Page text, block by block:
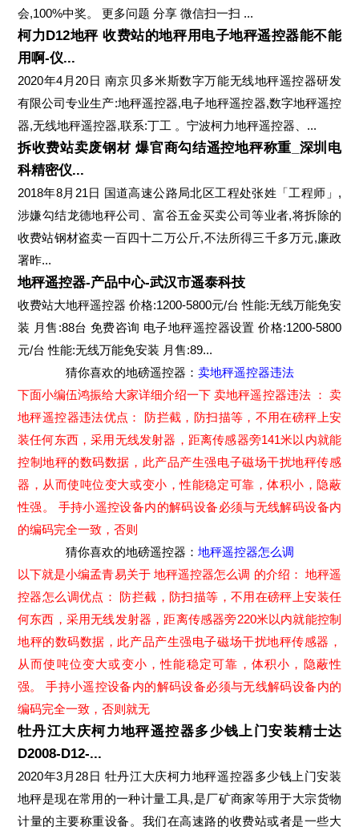
会,100%中奖。 更多问题 分享 微信扫一扫 ...
柯力D12地秤 收费站的地秤用电子地秤遥控器能不能
用啊-仪...
2020年4月20日 南京贝多米斯数字万能无线地秤遥控器研发
有限公司专业生产:地秤遥控器,电子地秤遥控器,数字地秤遥控
器,无线地秤遥控器,联系:丁工 。宁波柯力地秤遥控器、...
拆收费站卖废钢材 爆官商勾结遥控地秤称重_深圳电
科精密仪...
2018年8月21日 国道高速公路局北区工程处张姓「工程师」,
涉嫌勾结龙德地秤公司、富谷五金买卖公司等业者,将拆除的
收费站钢材盗卖一百四十二万公斤,不法所得三千多万元,廉政
署昨...
地秤遥控器-产品中心-武汉市遥泰科技
收费站大地秤遥控器 价格:1200-5800元/台 性能:无线万能免安
装 月售:88台 免费咨询 电子地秤遥控器设置 价格:1200-5800
元/台 性能:无线万能免安装 月售:89...
猜你喜欢的地磅遥控器： 卖地秤遥控器违法
下面小编伍鸿振给大家详细介绍一下 卖地秤遥控器违法 ： 卖
地秤遥控器违法优点： 防拦截，防扫描等，不用在磅秤上安
装任何东西，采用无线发射器，距离传感器旁141米以内就能
控制地秤的数码数据，此产品产生强电子磁场干扰地秤传感
器，从而使吨位变大或变小，性能稳定可靠，体积小，隐蔽
性强。 手持小遥控设备内的解码设备必须与无线解码设备内
的编码完全一致，否则
猜你喜欢的地磅遥控器： 地秤遥控器怎么调
以下就是小编孟青易关于 地秤遥控器怎么调 的介绍： 地秤遥
控器怎么调优点： 防拦截，防扫描等，不用在磅秤上安装任
何东西，采用无线发射器，距离传感器旁220米以内就能控制
地秤的数码数据，此产品产生强电子磁场干扰地秤传感器，
从而使吨位变大或变小，性能稳定可靠，体积小，隐蔽性
强。 手持小遥控设备内的解码设备必须与无线解码设备内的
编码完全一致，否则就无
牡丹江大庆柯力地秤遥控器多少钱上门安装精士达
D2008-D12-...
2020年3月28日 牡丹江大庆柯力地秤遥控器多少钱上门安装
地秤是现在常用的一种计量工具,是厂矿商家等用于大宗货物
计量的主要称重设备。我们在高速路的收费站或者是一些大